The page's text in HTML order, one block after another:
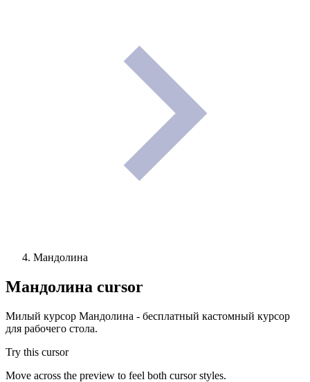
Мандолина
Мандолина cursor
Милый курсор Мандолина - бесплатный кастомный курсор
для рабочего стола.
Try this cursor
Move across the preview to feel both cursor styles.